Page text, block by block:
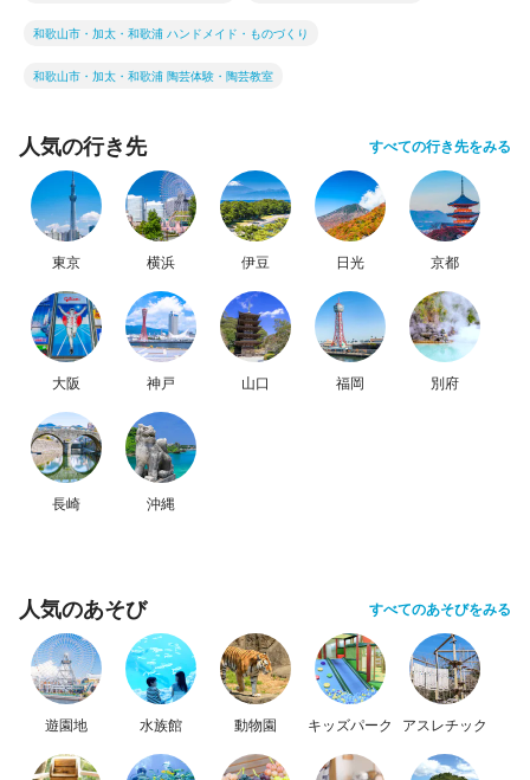
和歌山市・加太・和歌浦 ハンドメイド・ものづくり
和歌山市・加太・和歌浦 陶芸体験・陶芸教室
人気の行き先 すべての行き先をみる
東京 横浜 伊豆 日光 京都
大阪 神戸 山口 福岡 別府
長崎 沖縄
人気のあそび すべてのあそびをみる
遊園地 水族館 動物園 キッズパーク アスレチック